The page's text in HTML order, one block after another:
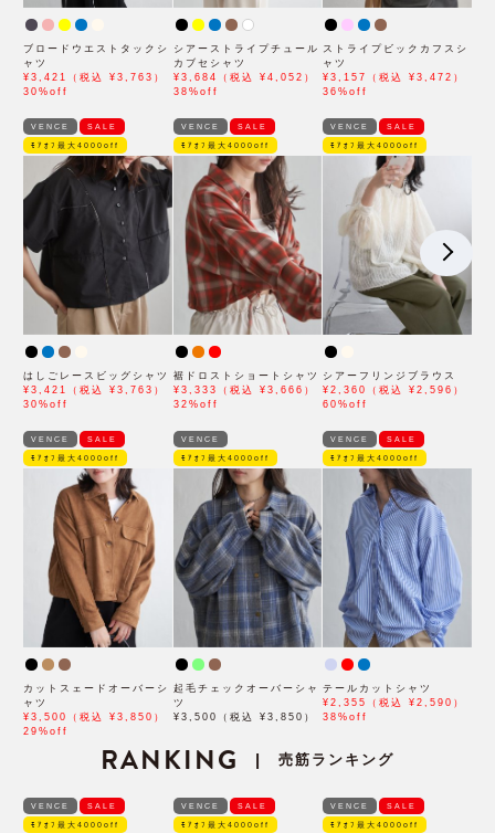
ブロードウエストタックシ
ャツ
¥3,421（税込 ¥3,763）
30%off
シアーストライプチュール
カブセシャツ
¥3,684（税込 ¥4,052）
38%off
ストライプビックカフスシ
ャツ
¥3,157（税込 ¥3,472）
36%off
VENCE SALE
ﾓｱｵﾌ最大4000off
はしごレースビッグシャツ
¥3,421（税込 ¥3,763）
30%off
VENCE SALE
ﾓｱｵﾌ最大4000off
裾ドロストショートシャツ
¥3,333（税込 ¥3,666）
32%off
VENCE SALE
ﾓｱｵﾌ最大4000off
シアーフリンジブラウス
¥2,360（税込 ¥2,596）
60%off
VENCE SALE
ﾓｱｵﾌ最大4000off
カットスェードオーバーシ
ャツ
¥3,500（税込 ¥3,850）
29%off
VENCE
ﾓｱｵﾌ最大4000off
起毛チェックオーバーシャ
ツ
¥3,500（税込 ¥3,850）
VENCE SALE
ﾓｱｵﾌ最大4000off
テールカットシャツ
¥2,355（税込 ¥2,590）
38%off
RANKING | 売筋ランキング
VENCE SALE
ﾓｱｵﾌ最大4000off
VENCE SALE
ﾓｱｵﾌ最大4000off
VENCE SALE
ﾓｱｵﾌ最大4000off